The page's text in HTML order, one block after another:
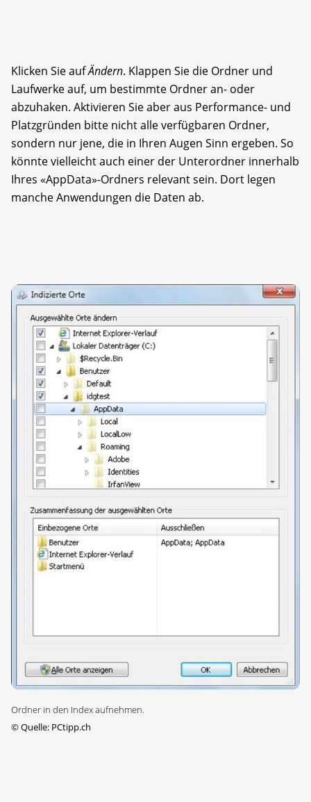
Klicken Sie aufÄndern. Klappen Sie die Ordner und
Laufwerke auf, um bestimmte Ordner an- oder
abzuhaken. Aktivieren Sie aber aus Performance- und
Platzgründen bitte nicht alle verfügbaren Ordner,
sondern nur jene, die in Ihren Augen Sinn ergeben. So
könnte vielleicht auch einer der Unterordner innerhalb
Ihres «AppData»-Ordners relevant sein. Dort legen
manche Anwendungen die Daten ab.
Ordner in den Index aufnehmen.
©Quelle: PCtipp.ch